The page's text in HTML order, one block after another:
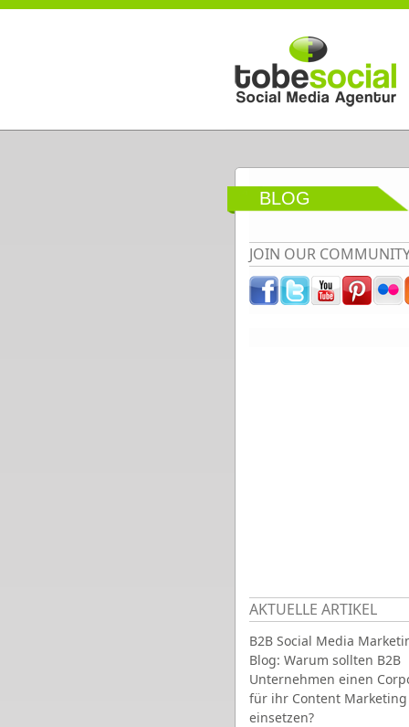
Direkt zum Inhalt
BLOG
JOIN OUR
AKTUELLE ARTIKEL
B2B Social Media
Blog: Warum sollten B2B
Unternehmen einen
für ihr Content Marketing
einsetzen?